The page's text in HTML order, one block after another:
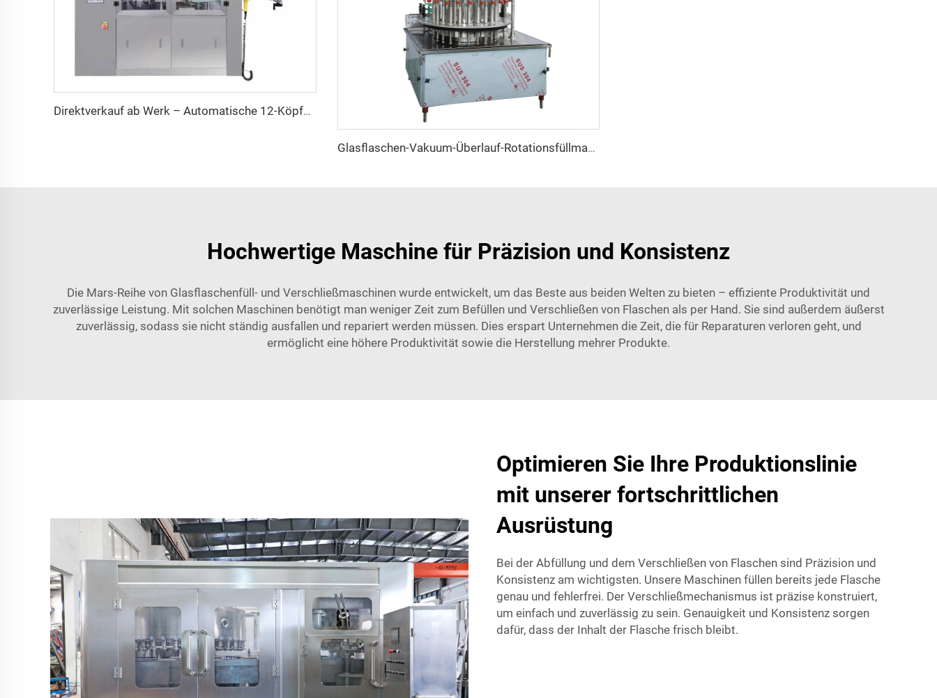
Direktverkauf ab Werk – Automatische 12-Köpfe-Rollen-Heißklebe-OPP-BOPP-Etikettiermaschine
Glasflaschen-Vakuum-Überlauf-Rotationsfüllmaschine für Destillate Wein
Hochwertige Maschine für Präzision und Konsistenz
Die Mars-Reihe von Glasflaschenfüll- und Verschließmaschinen wurde entwickelt, um das Beste aus beiden Welten zu bieten – effiziente Produktivität und
zuverlässige Leistung. Mit solchen Maschinen benötigt man weniger Zeit zum Befüllen und Verschließen von Flaschen als per Hand. Sie sind außerdem äußerst
zuverlässig, sodass sie nicht ständig ausfallen und repariert werden müssen. Dies erspart Unternehmen die Zeit, die für Reparaturen verloren geht, und
ermöglicht eine höhere Produktivität sowie die Herstellung mehrer Produkte.
Optimieren Sie Ihre Produktionslinie
mit unserer fortschrittlichen
Ausrüstung
Bei der Abfüllung und dem Verschließen von Flaschen sind Präzision und
Konsistenz am wichtigsten. Unsere Maschinen füllen bereits jede Flasche
genau und fehlerfrei. Der Verschließmechanismus ist präzise konstruiert,
um einfach und zuverlässig zu sein. Genauigkeit und Konsistenz sorgen
dafür, dass der Inhalt der Flasche frisch bleibt.